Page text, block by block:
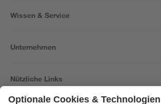
Wissen & Service
Unternehmen
Nützliche Links